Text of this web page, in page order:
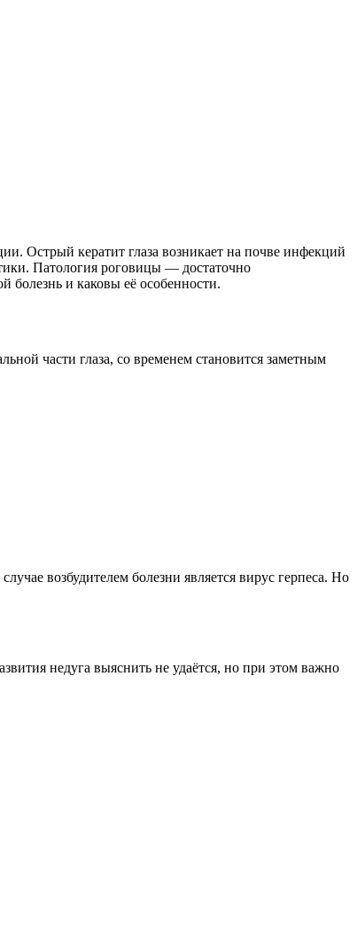
Острый кератит глаза возникает на почве инфекций
Патология роговицы — достаточно
болезнь и каковы её особенности.
части глаза, со временем становится заметным
возбудителем болезни является вирус герпеса. Но
недуга выяснить не удаётся, но при этом важно